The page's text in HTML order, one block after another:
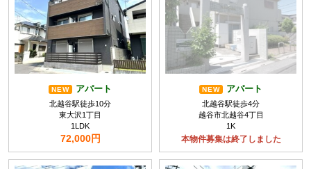
NEW アパート
北越谷駅徒歩10分
東大沢1丁目
1LDK
72,000円
NEW アパート
北越谷駅徒歩4分
越谷市北越谷4丁目
1K
本物件募集は終了しました